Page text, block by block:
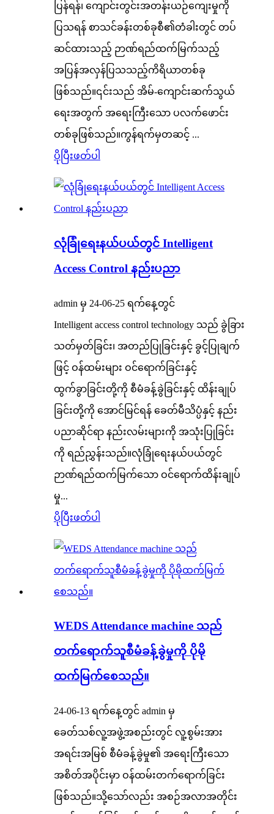
ပြန်ရန်၊ ကျောင်းတွင်းအတန်းယဉ်ကျေးမှုကို
ပြသရန် စာသင်ခန်းတစ်ခုစီ၏တံခါးတွင် တပ်
ဆင်ထားသည့် ဉာဏ်ရည်ထက်မြက်သည့်
အပြန်အလှန်ပြသသည့်ကိရိယာတစ်ခု
ဖြစ်သည်။၎င်းသည် အိမ်-ကျောင်းဆက်သွယ်
ရေးအတွက် အရေးကြီးသော ပလက်ဖောင်း
တစ်ခုဖြစ်သည်။ကွန်ရက်မှတဆင့် ...
ပိုပြီးဖတ်ပါ
လုံခြုံရေးနယ်ပယ်တွင် Intelligent
Access Control နည်းပညာ
admin မှ 24-06-25 ရက်နေ့တွင်
Intelligent access control technology သည် ခွဲခြား
သတ်မှတ်ခြင်း၊ အတည်ပြုခြင်းနှင့် ခွင့်ပြုချက်
ဖြင့် ဝန်ထမ်းများ ဝင်ရောက်ခြင်းနှင့်
ထွက်ခွာခြင်းတို့ကို စီမံခန့်ခွဲခြင်းနှင့် ထိန်းချုပ်
ခြင်းတို့ကို အောင်မြင်ရန် ခေတ်မီသိပ္ပံနှင့် နည်း
ပညာဆိုင်ရာ နည်းလမ်းများကို အသုံးပြုခြင်း
ကို ရည်ညွှန်းသည်။လုံခြုံရေးနယ်ပယ်တွင်
ဉာဏ်ရည်ထက်မြက်သော ဝင်ရောက်ထိန်းချုပ်
မှု...
ပိုပြီးဖတ်ပါ
WEDS Attendance machine သည်
တက်ရောက်သူစီမံခန့်ခွဲမှုကို ပိုမို
ထက်မြက်စေသည်။
24-06-13 ရက်နေ့တွင် admin မှ
ခေတ်သစ်လူ့အဖွဲ့အစည်းတွင် လူ့စွမ်းအား
အရင်းအမြစ် စီမံခန့်ခွဲမှု၏ အရေးကြီးသော
အစိတ်အပိုင်းမှာ ဝန်ထမ်းတက်ရောက်ခြင်း
ဖြစ်သည်။သို့သော်လည်း အစဉ်အလာအတိုင်း